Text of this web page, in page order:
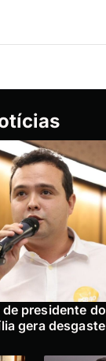
presidente
gera